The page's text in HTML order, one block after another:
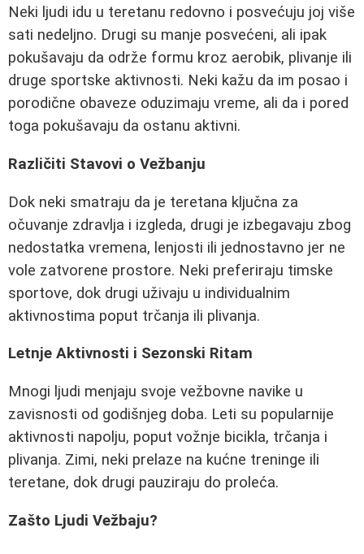
Neki ljudi idu u teretanu redovno i posvećuju joj više
sati nedeljno. Drugi su manje posvećeni, ali ipak
pokušavaju da održe formu kroz aerobik, plivanje ili
druge sportske aktivnosti. Neki kažu da im posao i
porodične obaveze oduzimaju vreme, ali da i pored
toga pokušavaju da ostanu aktivni.
Različiti Stavovi o Vežbanju
Dok neki smatraju da je teretana ključna za
očuvanje zdravlja i izgleda, drugi je izbegavaju zbog
nedostatka vremena, lenjosti ili jednostavno jer ne
vole zatvorene prostore. Neki preferiraju timske
sportove, dok drugi uživaju u individualnim
aktivnostima poput trčanja ili plivanja.
Letnje Aktivnosti i Sezonski Ritam
Mnogi ljudi menjaju svoje vežbovne navike u
zavisnosti od godišnjeg doba. Leti su popularnije
aktivnosti napolju, poput vožnje bicikla, trčanja i
plivanja. Zimi, neki prelaze na kućne treninge ili
teretane, dok drugi pauziraju do proleća.
Zašto Ljudi Vežbaju?